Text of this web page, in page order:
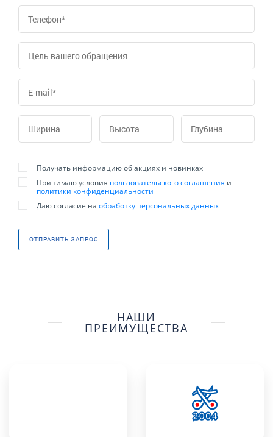
ОТПРАВИТЬ ЗАПРОС
Получать информацию об акциях и новинках
Принимаю условия пользовательского соглашения и
политики конфиденциальности
Даю согласие на обработку персональных данных
НАШИ
ПРЕИМУЩЕСТВА